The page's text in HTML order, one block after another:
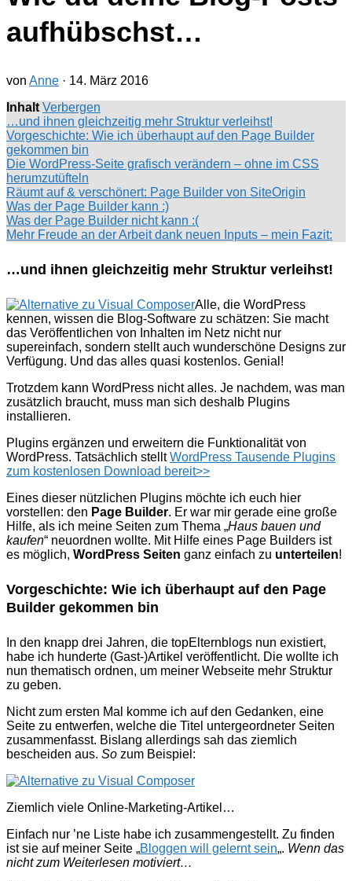
aufhübschst…
von Anne · 14. März 2016
Inhalt Verbergen
…und ihnen gleichzeitig mehr Struktur verleihst!
Vorgeschichte: Wie ich überhaupt auf den Page Builder
gekommen bin
Die WordPress-Seite grafisch verändern – ohne im CSS
herumzutüfteln
Räumt auf & verschönert: Page Builder von SiteOrigin
Was der Page Builder kann :)
Was der Page Builder nicht kann :(
Mehr Freude an der Arbeit dank neuen Inputs – mein Fazit:
…und ihnen gleichzeitig mehr Struktur verleihst!
Alle, die WordPress
kennen, wissen die Blog-Software zu schätzen: Sie macht
das Veröffentlichen von Inhalten im Netz nicht nur
supereinfach, sondern stellt auch wunderschöne Designs zur
Verfügung. Und das alles quasi kostenlos. Genial!
Trotzdem kann WordPress nicht alles. Je nachdem, was man
zusätzlich braucht, muss man sich deshalb Plugins
installieren.
Plugins ergänzen und erweitern die Funktionalität von
WordPress. Tatsächlich stellt WordPress Tausende Plugins
zum kostenlosen Download bereit>>
Eines dieser nützlichen Plugins möchte ich euch hier
vorstellen: den Page Builder. Er war mir gerade eine große
Hilfe, als ich meine Seiten zum Thema „Haus bauen und
kaufen“ neuordnen wollte. Mit Hilfe eines Page Builders ist
es möglich, WordPress Seiten ganz einfach zu unterteilen!
Vorgeschichte: Wie ich überhaupt auf den Page
Builder gekommen bin
In den knapp drei Jahren, die topElternblogs nun existiert,
habe ich hunderte (Gast-)Artikel veröffentlicht. Die wollte ich
nun thematisch ordnen, um meiner Webseite mehr Struktur
zu geben.
Nicht zum ersten Mal komme ich auf den Gedanken, eine
Seite zu entwerfen, welche die Titel untergeordneter Seiten
zusammenfasst. Bislang allerdings sah das ziemlich
bescheiden aus. So zum Beispiel:
Ziemlich viele Online-Marketing-Artikel…
Einfach nur ’ne Liste habe ich zusammengestellt. Zu finden
ist sie auf meiner Seite „Bloggen will gelernt sein„. Wenn das
nicht zum Weiterlesen motiviert…